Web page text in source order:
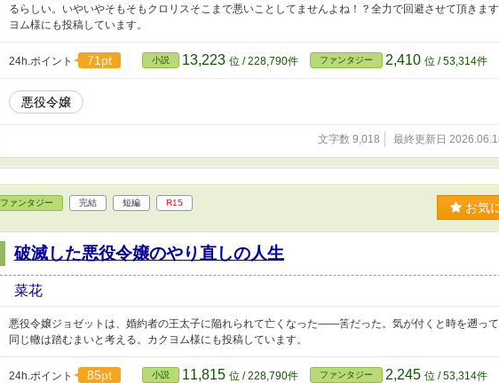
るらしい。いやいやそもそもクロリスそこまで悪いことしてませんよね！？全力で回避させて頂きま
ヨム様にも投稿しています。
24h.ポイント 71pt 小説 13,223 位 / 228,790件 ファンタジー 2,410 位 / 53,314件
悪役令嬢
文字数 9,018 最終更新日
ファンタジー 完結 短編 R15 お気
破滅した悪役令嬢のやり直しの人生
菜花
悪役令嬢ジョゼットは、婚約者の王太子に陥れられて亡くなった――筈だった。気が付くと時を遡って
同じ轍は踏むまいと考える。カクヨム様にも投稿しています。
24h.ポイント 85pt 小説 11,815 位 / 228,790件 ファンタジー 2,245 位 / 53,314件